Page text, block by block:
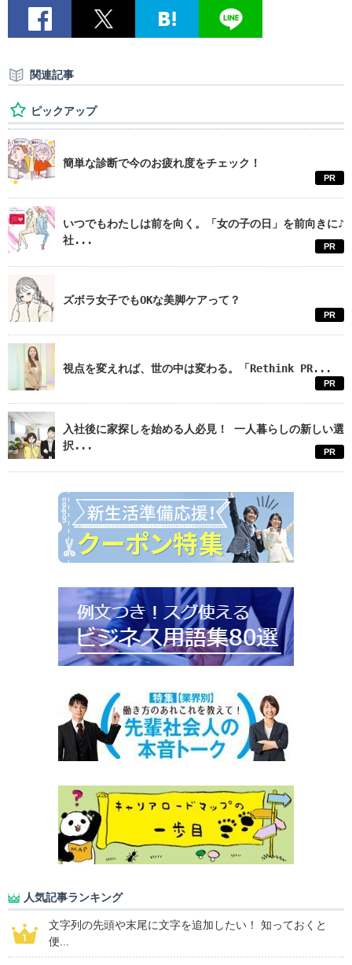
関連記事
ピックアップ
簡単な診断で今のお疲れ度をチェック！
PR
いつでもわたしは前を向く。「女の子の日」を前向きに♪
社...
PR
ズボラ女子でもOKな美脚ケアって？
PR
視点を変えれば、世の中は変わる。「Rethink PR...
PR
入社後に家探しを始める人必見！ 一人暮らしの新しい選
択...
PR
人気記事ランキング
文字列の先頭や末尾に文字を追加したい！ 知っておくと
便...